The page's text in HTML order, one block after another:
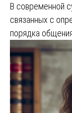
В современной
связанных с
порядка общения